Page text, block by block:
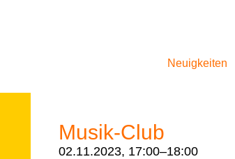
Neuigkeiten
Musik-Club
02.11.2023, 17:00–18:00